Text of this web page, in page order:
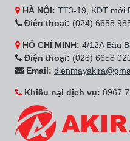
HÀ NỘI: TT3-19, KĐT mới
Điện thoại: (024) 6658
HỒ CHÍ MINH: 4/12A Bàu
Điện thoại: (028) 6658
Email:
Khiếu nại dịch vụ: 0967